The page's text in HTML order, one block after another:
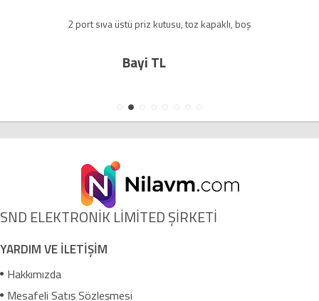
2 port sıva üstü priz kutusu, toz kapaklı, boş
Bayi TL
SND ELEKTRONİK LİMİTED ŞİRKETİ
YARDIM VE İLETİŞİM
Hakkımızda
Mesafeli Satış Sözleşmesi